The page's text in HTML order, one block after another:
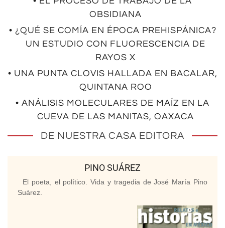
OBSIDIANA
• ¿QUÉ SE COMÍA EN ÉPOCA PREHISPÁNICA?
UN ESTUDIO CON FLUORESCENCIA DE
RAYOS X
• UNA PUNTA CLOVIS HALLADA EN BACALAR,
QUINTANA ROO
• ANÁLISIS MOLECULARES DE MAÍZ EN LA
CUEVA DE LAS MANITAS, OAXACA
DE NUESTRA CASA EDITORA
PINO SUÁREZ
El poeta, el político. Vida y tragedia de José María Pino
Suárez.